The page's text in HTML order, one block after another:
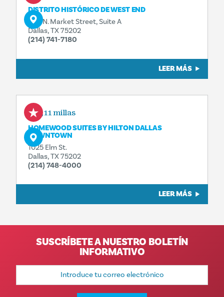
DISTRITO HISTÓRICO DE WEST END
208 N. Market Street, Suite A
Dallas, TX 75202
(214) 741-7180
LEER MÁS
0,11 millas
HOMEWOOD SUITES BY HILTON DALLAS
DOWNTOWN
1025 Elm St.
Dallas, TX 75202
(214) 748-4000
LEER MÁS
SUSCRÍBETE A NUESTRO BOLETÍN
INFORMATIVO
Dirección
correo